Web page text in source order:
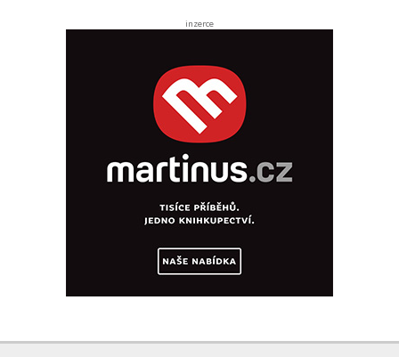
inzerce